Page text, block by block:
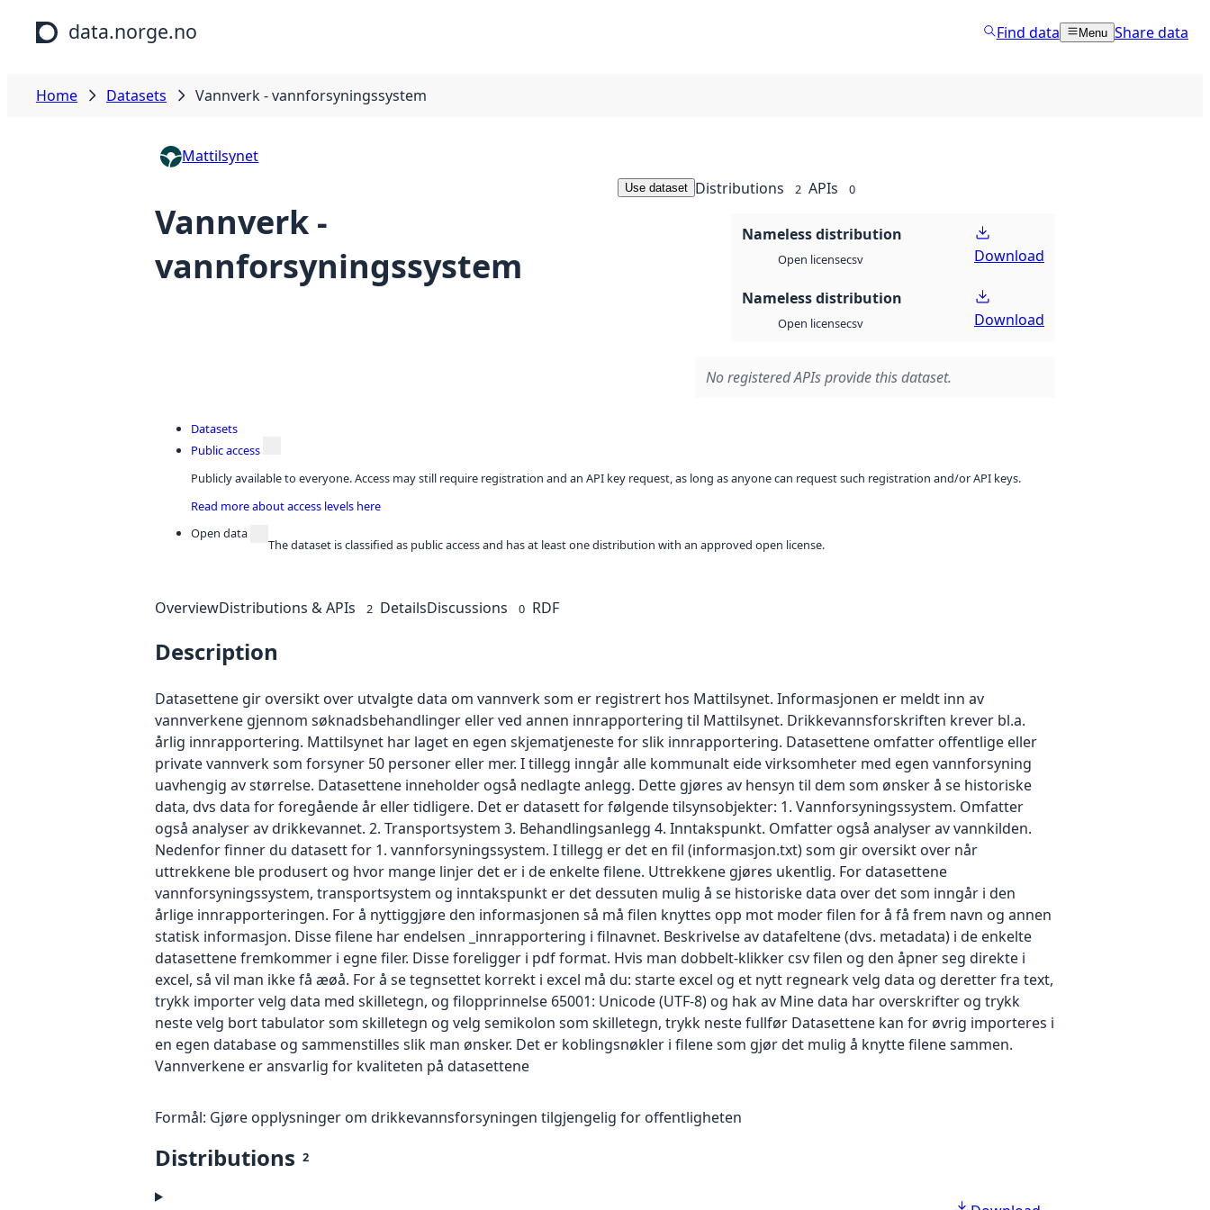
Skip to main content
data.norge.no Find data Menu Share data
Home Datasets Vannverk - vannforsyningssystem
Mattilsynet
Vannverk -
vannforsyningssystem
Use dataset Distributions 2 APIs 0
Nameless distribution
Open licensecsv Download
Nameless distribution
Open licensecsv Download
No registered APIs provide this dataset.
Datasets
Public access
Publicly available to everyone. Access may still require registration and an API key request, as long as anyone can request such registration and/or API keys.
Read more about access levels here
Open data
The dataset is classified as public access and has at least one distribution with an approved open license.
OverviewDistributions & APIs 2 DetailsDiscussions 0 RDF
Description
Datasettene gir oversikt over utvalgte data om vannverk som er registrert hos Mattilsynet. Informasjonen er meldt inn av
vannverkene gjennom søknadsbehandlinger eller ved annen innrapportering til Mattilsynet. Drikkevannsforskriften krever bl.a.
årlig innrapportering. Mattilsynet har laget en egen skjematjeneste for slik innrapportering. Datasettene omfatter offentlige eller
private vannverk som forsyner 50 personer eller mer. I tillegg inngår alle kommunalt eide virksomheter med egen vannforsyning
uavhengig av størrelse. Datasettene inneholder også nedlagte anlegg. Dette gjøres av hensyn til dem som ønsker å se historiske
data, dvs data for foregående år eller tidligere. Det er datasett for følgende tilsynsobjekter: 1. Vannforsyningssystem. Omfatter
også analyser av drikkevannet. 2. Transportsystem 3. Behandlingsanlegg 4. Inntakspunkt. Omfatter også analyser av vannkilden.
Nedenfor finner du datasett for 1. vannforsyningssystem. I tillegg er det en fil (informasjon.txt) som gir oversikt over når
uttrekkene ble produsert og hvor mange linjer det er i de enkelte filene. Uttrekkene gjøres ukentlig. For datasettene
vannforsyningssystem, transportsystem og inntakspunkt er det dessuten mulig å se historiske data over det som inngår i den
årlige innrapporteringen. For å nyttiggjøre den informasjonen så må filen knyttes opp mot moder filen for å få frem navn og annen
statisk informasjon. Disse filene har endelsen _innrapportering i filnavnet. Beskrivelse av datafeltene (dvs. metadata) i de enkelte
datasettene fremkommer i egne filer. Disse foreligger i pdf format. Hvis man dobbelt-klikker csv filen og den åpner seg direkte i
excel, så vil man ikke få æøå. For å se tegnsettet korrekt i excel må du: starte excel og et nytt regneark velg data og deretter fra text,
trykk importer velg data med skilletegn, og filopprinnelse 65001: Unicode (UTF-8) og hak av Mine data har overskrifter og trykk
neste velg bort tabulator som skilletegn og velg semikolon som skilletegn, trykk neste fullfør Datasettene kan for øvrig importeres i
en egen database og sammenstilles slik man ønsker. Det er koblingsnøkler i filene som gjør det mulig å knytte filene sammen.
Vannverkene er ansvarlig for kvaliteten på datasettene
Formål: Gjøre opplysninger om drikkevannsforsyningen tilgjengelig for offentligheten
Distributions 2